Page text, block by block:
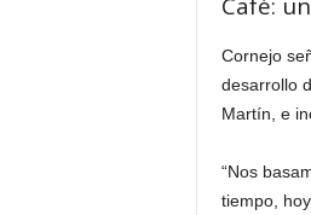
Cornejo
desarrollo
Martín, e
“Nos
tiempo,